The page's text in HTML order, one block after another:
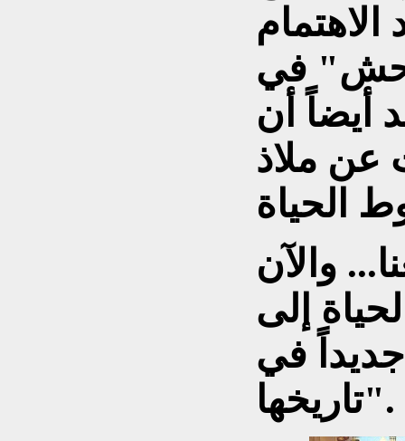
في
أيضاً أن
ملاذ
والآن
إلى
في
تاريخها".